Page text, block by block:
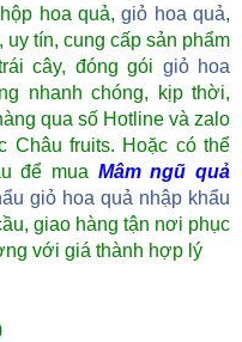
hoa quả,giỏ hoa quả,
tín, cung cấp sản phẩm
cây, đóng gói giỏ hoa
nhanh chóng, kịp thời,
qua số Hotline và zalo
Châu fruits. Hoặc có thể
để mua Mâm ngũ quả
giỏ hoa quả nhập khẩu
giao hàng tận nơi phục
với giá thành hợp lý